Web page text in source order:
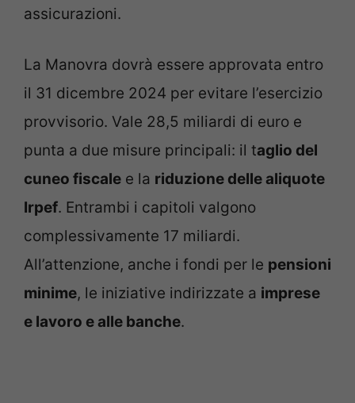
assicurazioni.
La Manovra dovrà essere approvata entro
il 31 dicembre 2024 per evitare l’esercizio
provvisorio. Vale 28,5 miliardi di euro e
punta a due misure principali: il taglio del
cuneo fiscale e la riduzione delle aliquote
Irpef. Entrambi i capitoli valgono
complessivamente 17 miliardi.
All’attenzione, anche i fondi per le pensioni
minime, le iniziative indirizzate a imprese
e lavoro e alle banche.